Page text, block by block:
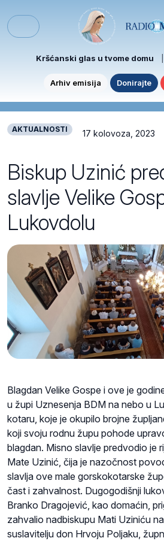
Menu
Kršćanski glas u tvome domu
Arhiv emisija Donirajte
AKTUALNOSTI 17 kolovoza, 2023
Biskup Uzinić
slavlje Velike
Lukovdolu
Blagdan Velike Gospe i ove je
u župi Uznesenja BDM na nebo u
kotaru, koje je okupilo brojne
koji svoju rodnu župu pohode
blagdan. Misno slavlje predvodio je
Mate Uzinić, čija je nazočnost
slavlja ove male gorskokotarske
čast i zahvalnost. Dugogodišnji
Branko Dragojević, kao domaćin,
zahvalio nadbiskupu Mati Uziniću
suslavitelju don Hrvoju Poljaku,